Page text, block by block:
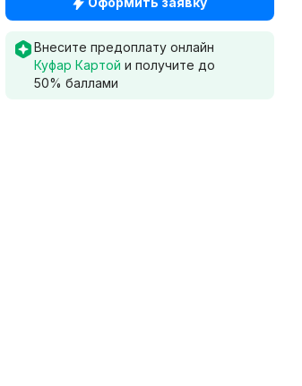
Внесите предоплату онлайн
Куфар Картой и получите до
50% баллами